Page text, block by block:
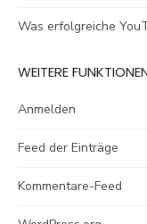
Was erfolgreiche
WEITERE
Anmelden
Feed der Einträge
Kommentare-Feed